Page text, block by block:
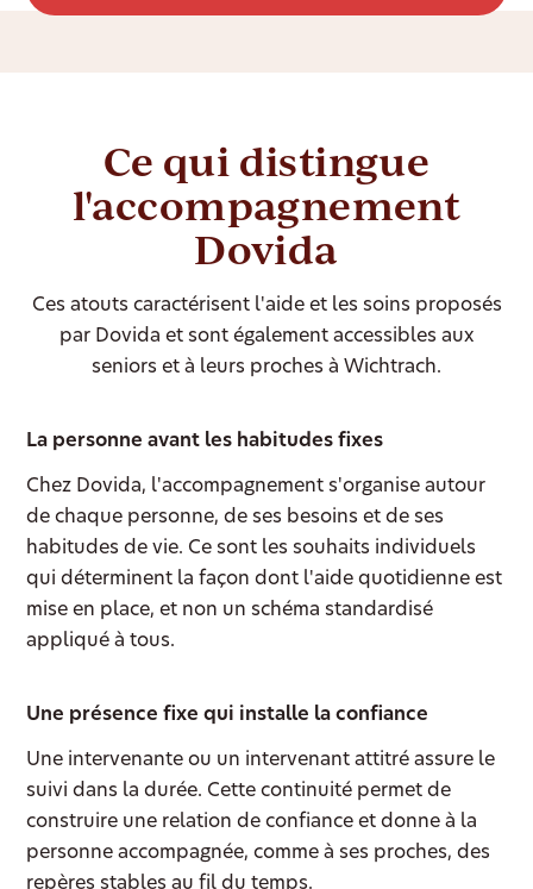
Ce qui distingue
l'accompagnement
Dovida
Ces atouts caractérisent l'aide et les soins proposés
par Dovida et sont également accessibles aux
seniors et à leurs proches à Wichtrach.
La personne avant les habitudes fixes
Chez Dovida, l'accompagnement s'organise autour
de chaque personne, de ses besoins et de ses
habitudes de vie. Ce sont les souhaits individuels
qui déterminent la façon dont l'aide quotidienne est
mise en place, et non un schéma standardisé
appliqué à tous.
Une présence fixe qui installe la confiance
Une intervenante ou un intervenant attitré assure le
suivi dans la durée. Cette continuité permet de
construire une relation de confiance et donne à la
personne accompagnée, comme à ses proches, des
repères stables au fil du temps.